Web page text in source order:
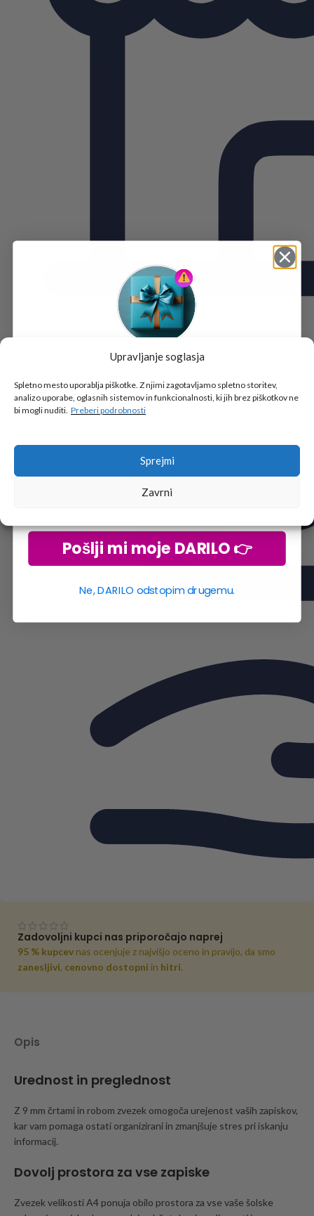
Upravljanje soglasja
Spletno mesto uporablja piškotke. Z njimi zagotavljamo spletno storitev,
analizo uporabe, oglasnih sistemov in funkcionalnosti, ki jih brez piškotkov ne
bi mogli nuditi. Preberi podrobnosti
Sprejmi
Zavrni
Zadovoljni kupci nas priporočajo naprej
95 % kupcev nas ocenjuje z najvišjo oceno in pravijo, da smo
zanesljivi, cenovno dostopni in hitri.
Opis
Urednost in preglednost
Z 9 mm črtami in robom zvezek omogoča urejenost vaših zapiskov,
kar vam pomaga ostati organizirani in zmanjšuje stres pri iskanju
informacij.
Dovolj prostora za vse zapiske
Zvezek velikosti A4 ponuja obilo prostora za vse vaše šolske
Tukaj je!
🎁 DARILO
Vpiši podatke za prejem darila
Pošlji mi moje DARILO 👉
Ne, DARILO odstopim drugemu.